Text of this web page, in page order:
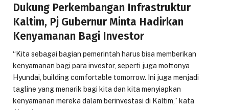
Dukung Perkembangan Infrastruktur
Kaltim, Pj Gubernur Minta Hadirkan
Kenyamanan Bagi Investor
“Kita sebagai bagian pemerintah harus bisa memberikan
kenyamanan bagi para investor, seperti juga mottonya
Hyundai, building comfortable tomorrow. Ini juga menjadi
tagline yang menarik bagi kita dan kita menyiapkan
kenyamanan mereka dalam berinvestasi di Kaltim,” kata